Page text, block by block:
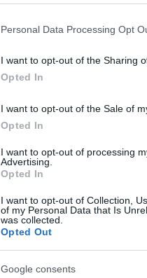
Personal Data Processing Opt
I want to opt-out of the Sharing
Opted In
I want to opt-out of the Sale of
Opted In
I want to opt-out of processing
Advertising.
Opted In
I want to opt-out of Collection,
of my Personal Data that Is
was collected.
Opted Out
Google consents
ΟΙΚΟΝΟΜΙΑ
1.800
ΟΙΚΟΝΟΜΙΑ